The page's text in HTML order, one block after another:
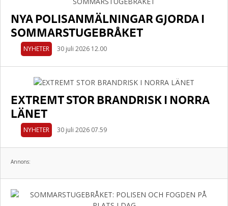
NYA POLISANMÄLNINGAR GJORDA I
SOMMARSTUGEBRÅKET
NYHETER 30 juli 2026 12.00
EXTREMT STOR BRANDRISK I NORRA
LÄNET
NYHETER 30 juli 2026 07.59
Annons: